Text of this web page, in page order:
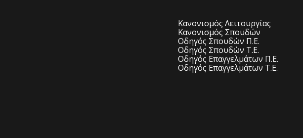
Κανονισμός Λειτουργίας
Κανονισμός Σπουδών
Οδηγός Σπουδών Π.Ε.
Οδηγός Σπουδών Τ.Ε.
Οδηγός Επαγγελμάτων Π.Ε.
Οδηγός Επαγγελμάτων Τ.Ε.